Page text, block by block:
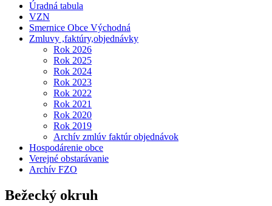
Úradná tabula
VZN
Smernice Obce Východná
Zmluvy ,faktúry,objednávky
Rok 2026
Rok 2025
Rok 2024
Rok 2023
Rok 2022
Rok 2021
Rok 2020
Rok 2019
Archív zmlúv faktúr objednávok
Hospodárenie obce
Verejné obstarávanie
Archív FZO
Bežecký okruh